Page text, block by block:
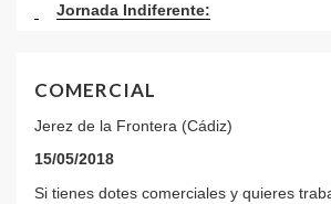
Jornada Indiferente:
COMERCIAL
Jerez de la Frontera (Cádiz)
15/05/2018
Si tienes dotes comerciales y quieres